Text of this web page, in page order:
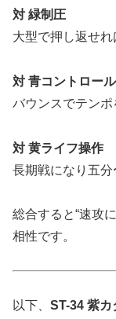
対 緑制圧
大型で押し返せれ
対 青コントロール
バウンスでテンポ
対 黄ライフ操作
長期戦になり五分
総合すると“速攻
相性です。
以下、 ST-34 紫